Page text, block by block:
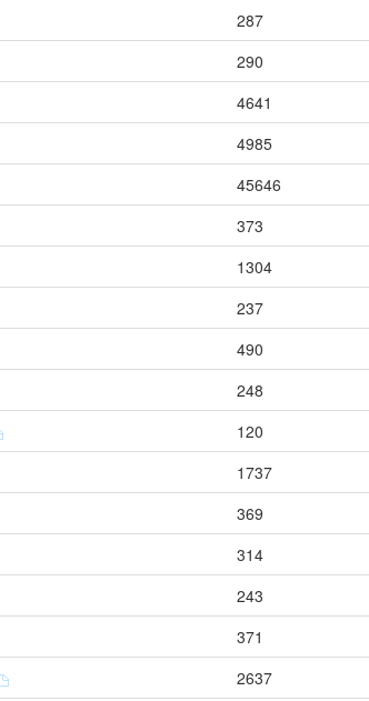
287
290
4641
4985
45646
373
1304
237
490
248
120
1737
369
314
243
371
2637